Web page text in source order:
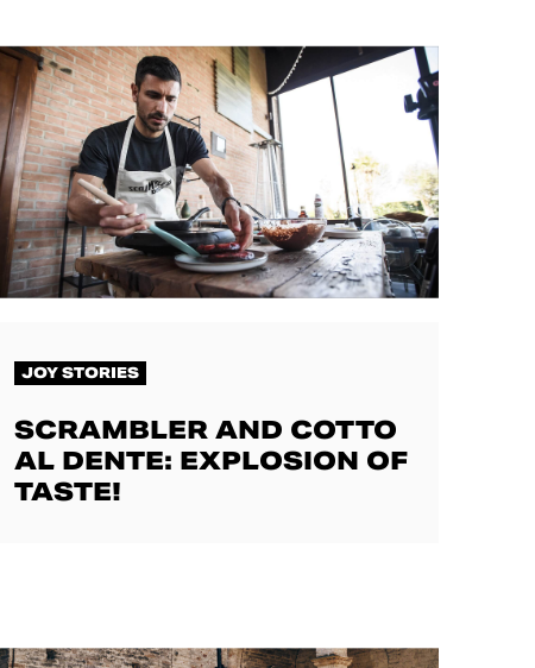
JOY STORIES
SCRAMBLER AND COTTO
AL DENTE: EXPLOSION OF
TASTE!